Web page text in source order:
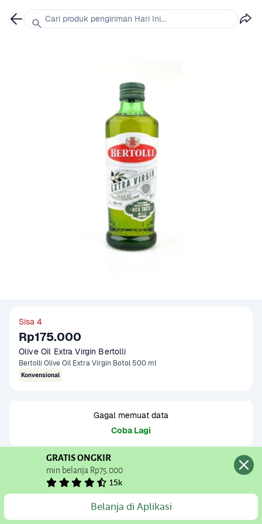
Tambah Produk
Sisa 4
Rp175.000
Olive Oil Extra Virgin Bertolli
Bertolli Olive Oil Extra Virgin Botol 500 ml
Konvensional
Gagal memuat data
Coba Lagi
Informasi Produk
Bertolli Extra Virgin Olive Oil adalah minyak zaitun premium
yang diperoleh melalui proses "cold pressed" untuk
menjaga rasa buah yang kaya dan kualitas alaminya.
Minyak ini memiliki rasa yang kuat namun lembut,
Kategori Sembako
Cari produk pengiriman Hari Ini...
GRATIS ONGKIR
min belanja Rp75.000
15k
Belanja di Aplikasi